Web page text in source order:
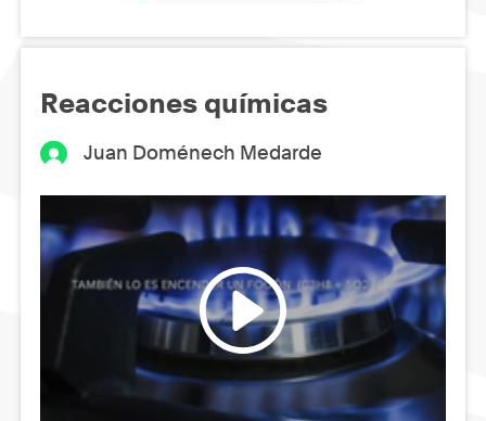
Reacciones químicas
Juan Doménech Medarde